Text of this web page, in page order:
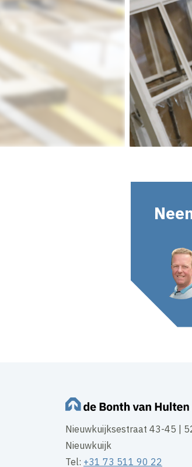
Nieuwkuijksestraat 43-45 |
Nieuwkuijk
Tel: +31 73 511 90 22